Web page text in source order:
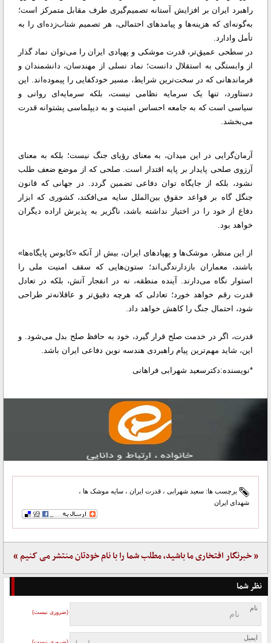
راهبرد ایران بر افزایش آستانه تصمیم‌گیری طرف مقابل متمرکز است؛
به‌گونه‌ای که هزینه‌ها و پیامدهای احتمالی، هر تصمیم شتاب‌زده‌ای را به
تأمل وادارد.
در سطحی عمیق‌تر، قدرت موشکی و پهپادی ایران را می‌توان نماد گذار
از وابستگی به استقلال دانست؛ نماد نسلی از مهندسان، دانشمندان و
فرماندهانی که در سخت‌ترین شرایط، مسیر خودکفایی را پیموده‌اند. این
دستاورد، تنها یک سرمایه نظامی نیست، بلکه سرمایه‌ای روانی و
سیاسی است که به جامعه احساس امنیت و به دیپلماسی پشتوانه قدرت
می‌بخشد.
آرمان‌گرایی در این میدان، به معنای رؤیای جنگ نیست؛ بلکه به معنای
آرزوی صلحی پایدار بر پایه اقتدار است. صلحی که از موضع ضعف طلب
نشود، بلکه از جایگاه توان دفاعی تضمین گردد. در جهانی که قانون
جنگل گاه بر قواعد حقوق بین‌الملل سایه می‌افکند، کشوری که ابزار
دفاع از خود را در اختیار نداشته باشد، ناگزیر به پذیرش اراده دیگران
خواهد بود.
از این منظر، موشک‌ها و پهپادهای ایران، بیش از آنکه «کابوس پایگاه‌ها»
باشند، معماران بازدارندگی‌اند؛ ستون‌هایی که سقف امنیت ملی را
استوار نگاه می‌دارند. آینده منطقه، نه در انفجار آتش، بلکه در تعادل
قدرت رقم خواهد خورد؛ تعادلی که هرچه دقیق‌تر و عاقلانه‌تر طراحی
شود، احتمال جنگ را کاهش خواهد داد.
قدرت، اگر در خدمت صلح قرار گیرد، خود به حافظ صلح بدل می‌شود. و
این، شاید مهم‌ترین پیام راهبردی هندسه نوین دفاعی ایران باشد.
*نویسنده:دکترسعید شهرابی فراهانی
برچسب ها: سعید شهرابی ، قدرت ایران ، سایه موشک ها ،
شهدای ایران
« خبرنگار افتخاری ما باشید، مطلب شما را با نام خودتان منتشر می کنیم »
نظر شما
نام
(ضروری نیست)
ایمیل
(ضروری نیست)